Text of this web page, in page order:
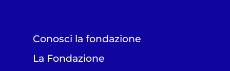
Conosci la fondazione
La Fondazione